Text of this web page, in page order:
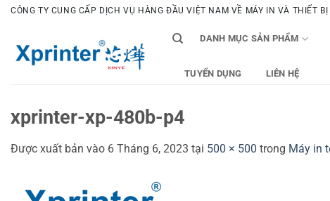
Bỏ
dung
CÔNG TY CUNG CẤP DỊCH VỤ HÀNG ĐẦU VIỆT NAM VỀ MÁY IN VÀ THIẾT BỊ
DANH MỤC SẢN PHẨM
TUYỂN DỤNG LIÊN HỆ
xprinter-xp-480b-p4
Được xuất bản vào 6 Tháng 6, 2023 tại 500 × 500 trong Máy in